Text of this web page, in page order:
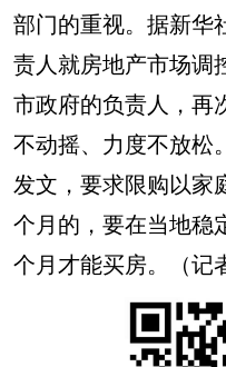
部门的重视。据新华
责人就房地产市场调
市政府的负责人，再
不动摇、力度不放松
发文，要求限购以家
个月的，要在当地稳
个月才能买房。（记